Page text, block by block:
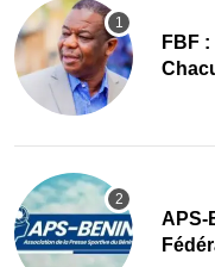
FBF
APS-